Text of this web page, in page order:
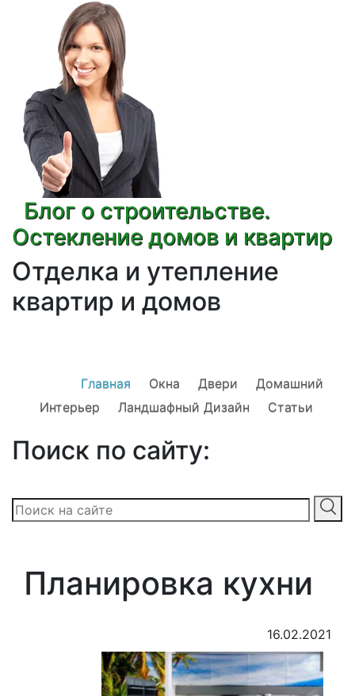
Блог о строительстве.
Остекление домов и квартир
Отделка и утепление
квартир и домов
Главная Окна Двери
Домашний
Интерьер
Ландшафный Дизайн Статьи
Поиск по сайту:
Планировка кухни
16.02.2021